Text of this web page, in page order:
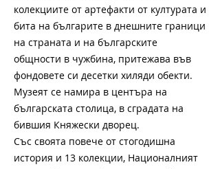
колекциите от артефакти от културата и
бита на българите в днешните граници
на страната и на българските
общности в чужбина, притежава във
фондовете си десетки хиляди обекти.
Музеят се намира в центъра на
българската столица, в сградата на
бившия Княжески дворец.
Със своята повече от стогодишна
история и 13 колекции, Националният